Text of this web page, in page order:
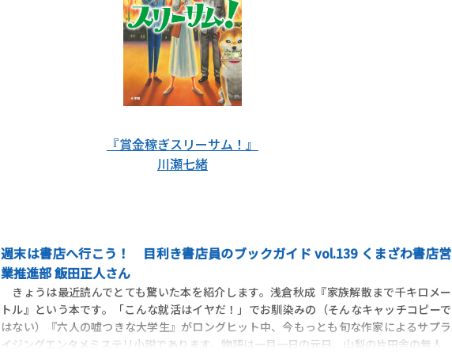
『賞金稼ぎスリーサム！』
川瀬七緒
週末は書店へ行こう！ 目利き書店員のブックガイド vol.139 くまざわ書店営
業推進部 飯田正人さん
きょうは最近読んでとても驚いた本を紹介します。浅倉秋成『家族解散まで千キロメー
トル』という本です。「こんな就活はイヤだ！」でお馴染みの（そんなキャッチコピーで
はない）『六人の嘘つきな大学生』がロングヒット中、今もっとも旬な作家によるサプラ
イジングエンタメミステリ小説であります。物語は一月一日の元日、山梨の片田舎の無人